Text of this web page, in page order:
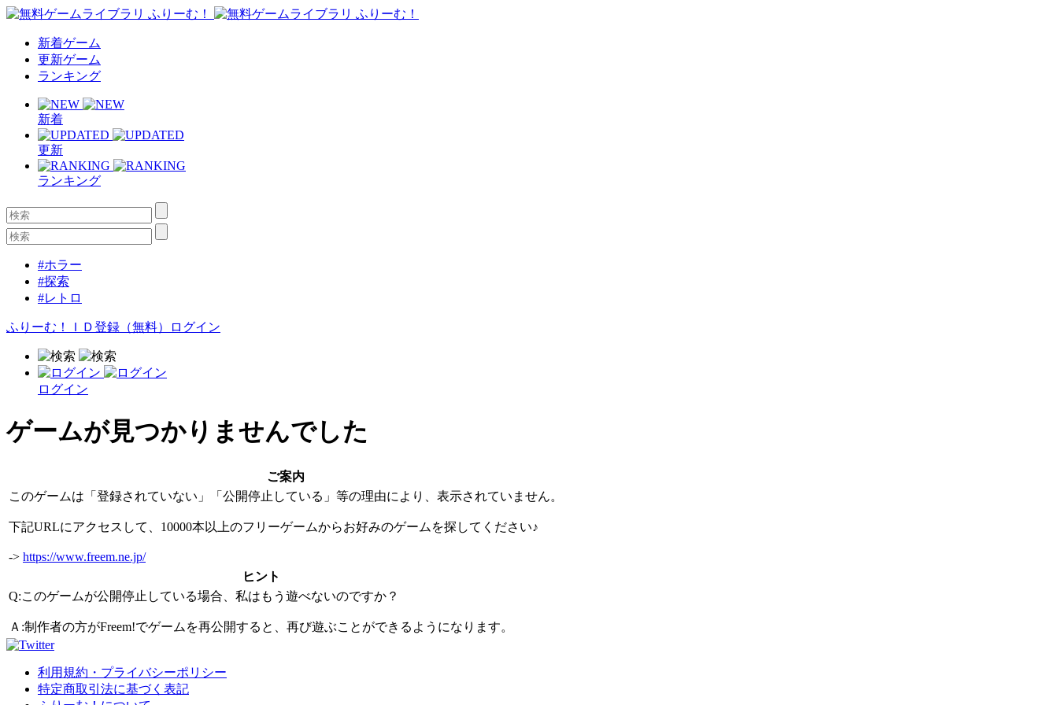
新着ゲーム
更新ゲーム
ランキング
新着
更新
ランキング
#ホラー
#探索
#レトロ
ふりーむ！ＩＤ登録（無料） ログイン
ログイン
ゲームが見つかりませんでした
ご案内
このゲームは「登録されていない」「公開停止している」等の理由により、表示されていません。
下記URLにアクセスして、10000本以上のフリーゲームからお好みのゲームを探してください♪
-> https://www.freem.ne.jp/
ヒント
Q:このゲームが公開停止している場合、私はもう遊べないのですか？
Ａ:制作者の方がFreem!でゲームを再公開すると、再び遊ぶことができるようになります。
利用規約・プライバシーポリシー
特定商取引法に基づく表記